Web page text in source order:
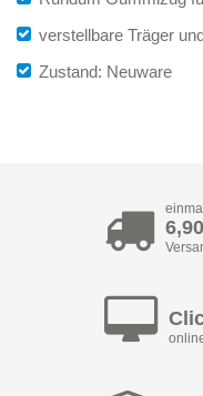
verstellbare Träger
Zustand: Neuware